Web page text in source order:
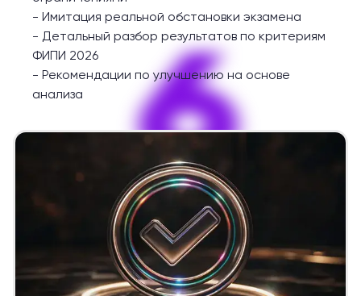
6
- Имитация реальной обстановки экзамена
- Детальный разбор результатов по критериям
ФИПИ 2026
- Рекомендации по улучшению на основе
анализа